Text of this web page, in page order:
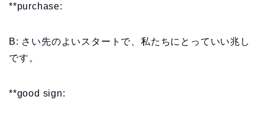
**purchase:
B: さい先のよいスタートで、私たちにとっていい兆し
です。
**good sign: